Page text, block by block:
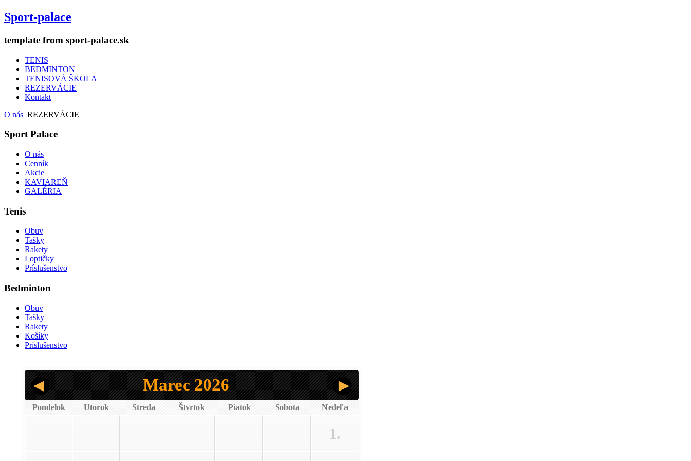
Sport-palace
template from sport-palace.sk
TENIS
BEDMINTON
TENISOVÁ ŠKOLA
REZERVÁCIE
Kontakt
O nás REZERVÁCIE
Sport Palace
O nás
Cenník
Akcie
KAVIAREŇ
GALÉRIA
Tenis
Obuv
Tašky
Rakety
Loptičky
Príslušenstvo
Bedminton
Obuv
Tašky
Rakety
Košíky
Príslušenstvo
Marec 2026
Pondelok Utorok Streda Štvrtok Piatok Sobota Nedeľa
1.